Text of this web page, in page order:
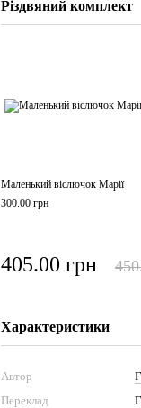
Різдвяний комплект
Маленький віслючок Марії
300.00 грн
405.00 грн
Характеристики
Автор
Переклад